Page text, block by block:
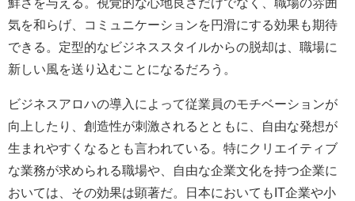
気を和らげ、コミュニケーションを円滑にする効果も期待
できる。定型的なビジネススタイルからの脱却は、職場に
新しい風を送り込むことになるだろう。
ビジネスアロハの導入によって従業員のモチベーションが
向上したり、創造性が刺激されるとともに、自由な発想が
生まれやすくなるとも言われている。特にクリエイティブ
な業務が求められる職場や、自由な企業文化を持つ企業に
おいては、その効果は顕著だ。日本においてもIT企業や小